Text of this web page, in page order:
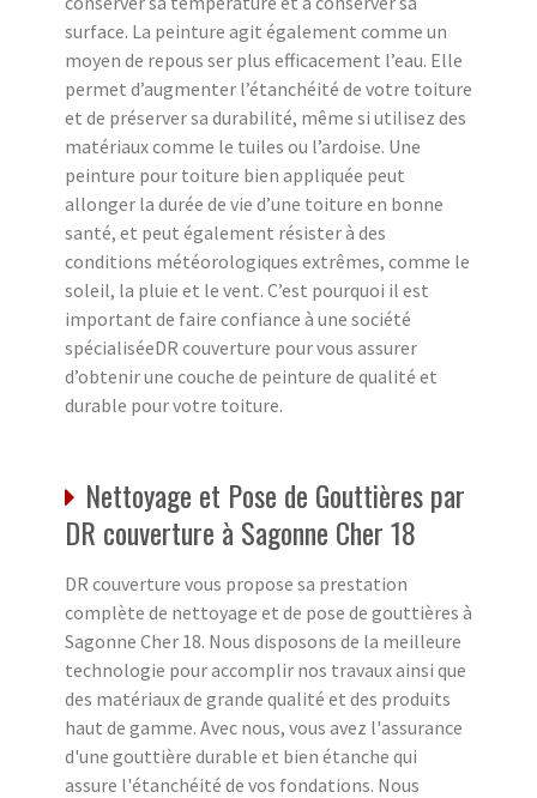
surface. La peinture agit également comme un
moyen de repous ser plus efficacement l’eau. Elle
permet d’augmenter l’étanchéité de votre toiture
et de préserver sa durabilité, même si utilisez des
matériaux comme le tuiles ou l’ardoise. Une
peinture pour toiture bien appliquée peut
allonger la durée de vie d’une toiture en bonne
santé, et peut également résister à des
conditions météorologiques extrêmes, comme le
soleil, la pluie et le vent. C’est pourquoi il est
important de faire confiance à une société
spécialiséeDR couverture pour vous assurer
d’obtenir une couche de peinture de qualité et
durable pour votre toiture.
Nettoyage et Pose de Gouttières par
DR couverture à Sagonne Cher 18
DR couverture vous propose sa prestation
complète de nettoyage et de pose de gouttières à
Sagonne Cher 18. Nous disposons de la meilleure
technologie pour accomplir nos travaux ainsi que
des matériaux de grande qualité et des produits
haut de gamme. Avec nous, vous avez l'assurance
d'une gouttière durable et bien étanche qui
assure l'étanchéité de vos fondations. Nous